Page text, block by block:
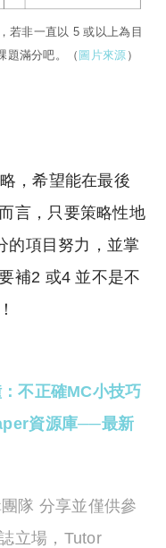
若非一直以 5 或以上為目
題滿分吧。（ 圖片來源 ）
，希望能在最後
言，只要策略性地
的項目努力，並掌
補2 或4 並不是不
不正確MC小技巧
資源庫──最新
隊 分享並僅供參
立場，Tutor